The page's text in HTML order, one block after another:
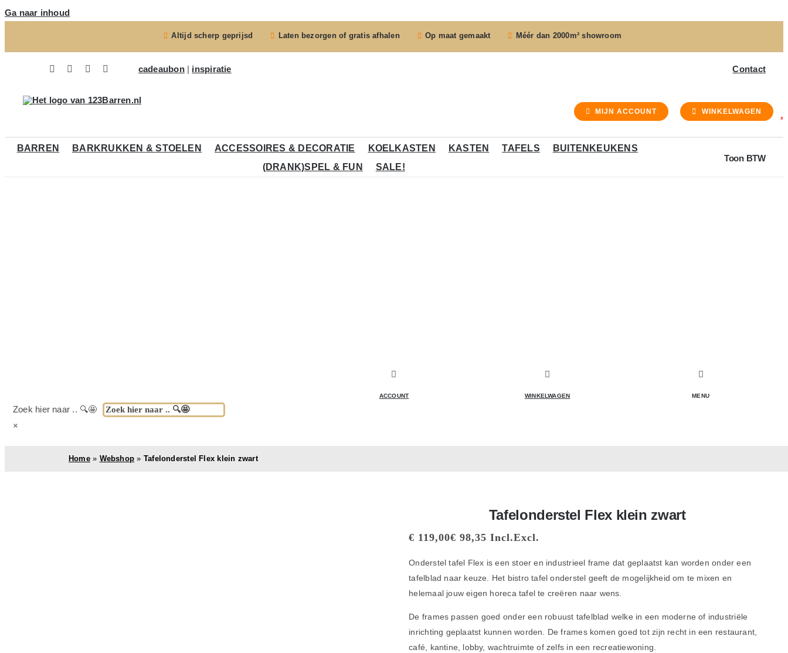
Ga naar inhoud
Altijd scherp geprijsd Laten bezorgen of gratis afhalen Op maat gemaakt Méér dan 2000m² showroom
cadeaubon| inspiratie Contact
MIJN ACCOUNT WINKELWAGEN
BARREN BARKRUKKEN & STOELEN ACCESSOIRES & DECORATIE KOELKASTEN KASTEN TAFELS
BUITENKEUKENS
(DRANK)SPEL & FUN
SALE!
Toon BTW
ACCOUNT WINKELWAGEN MENU
Zoek hier naar .. 🔍🤩
×
Home» Webshop » Tafelonderstel Flex klein zwart
Tafelonderstel Flex klein zwart
€ 119,00€ 98,35 Incl.Excl.
Onderstel tafel Flex is een stoer en industrieel frame dat geplaatst kan worden onder een
tafelblad naar keuze. Het bistro tafel onderstel geeft de mogelijkheid om te mixen en
helemaal jouw eigen horeca tafel te creëren naar wens.
De frames passen goed onder een robuust tafelblad welke in een moderne of industriële
inrichting geplaatst kunnen worden. De frames komen goed tot zijn recht in een restaurant,
café, kantine, lobby, wachtruimte of zelfs in een recreatiewoning.